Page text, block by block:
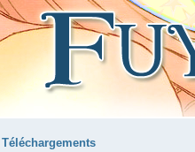
Téléchargements